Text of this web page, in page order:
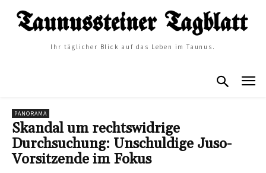
Ihr täglicher Blick auf das Leben im Taunus.
PANORAMA
Skandal um rechtswidrige
Durchsuchung: Unschuldige Juso-
Vorsitzende im Fokus